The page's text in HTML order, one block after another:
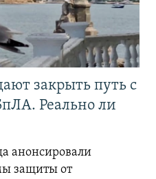
закрыть путь с
Реально ли
анонсировали
защиты от